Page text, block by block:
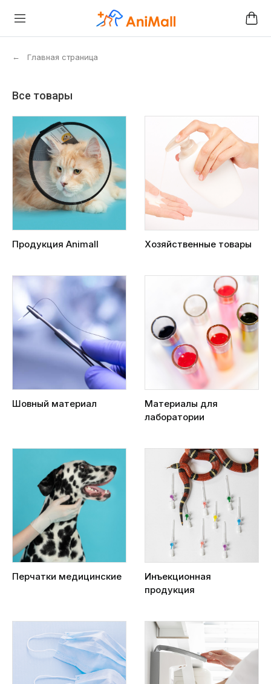
← Главная страница
Все товары
Продукция Animall Хозяйственные товары
Шовный материал
Материалы для
лаборатории
Перчатки медицинские
Инъекционная
продукция